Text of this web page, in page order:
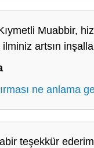
Muabbir,
artsın
ne anlama
teşekkür